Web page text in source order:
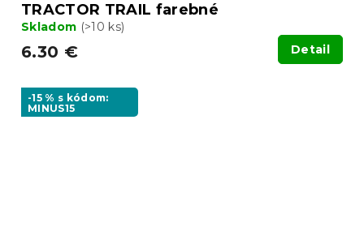
TRACTOR TRAIL farebné
Skladom (>10 ks)
6.30 € Detail
-15 % s kódom:
MINUS15